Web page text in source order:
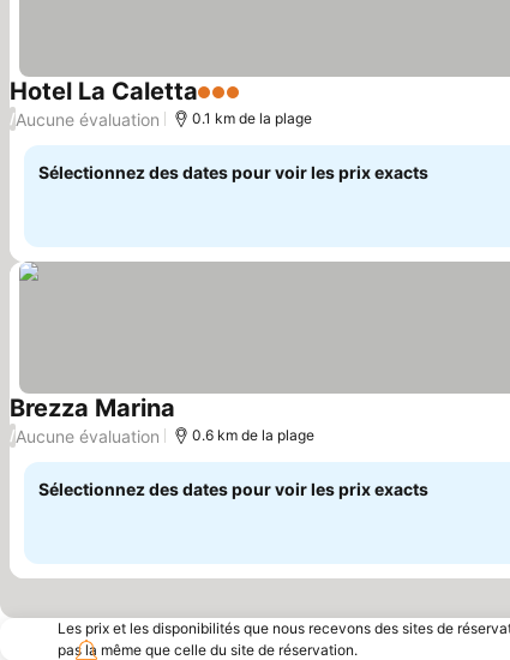
Hotel La Caletta3 Étoiles
/Aucune évaluation 0.1 km de la plage
Sélectionnez des dates pour voir les prix exacts
Brezza MarinaConsulter les prix
/Aucune évaluation 0.6 km de la plage
Sélectionnez des dates pour voir les prix exacts
Les prix et les disponibilités que nous recevons des sites de
pas la même que celle du site de réservation.